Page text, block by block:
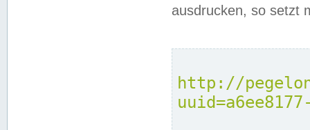
ausdrucken, so setzt
http://